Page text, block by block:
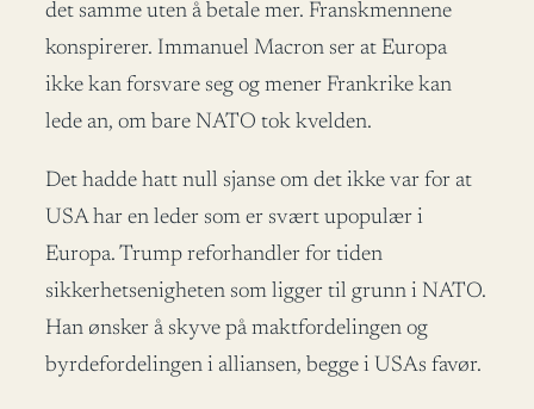
det samme uten å betale mer. Franskmennene
konspirerer. Immanuel Macron ser at Europa
ikke kan forsvare seg og mener Frankrike kan
lede an, om bare NATO tok kvelden.
Det hadde hatt null sjanse om det ikke var for at
USA har en leder som er svært upopulær i
Europa. Trump reforhandler for tiden
sikkerhetsenigheten som ligger til grunn i NATO.
Han ønsker å skyve på maktfordelingen og
byrdefordelingen i alliansen, begge i USAs favør.